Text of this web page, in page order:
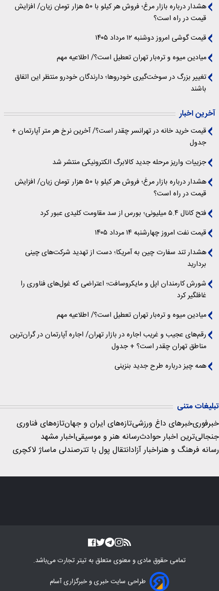
هشدار درباره بازار مرغ؛ فروش هر کیلو با ۵۰ هزار تومان زیان/ افزایش
قیمت در راه است؟
قیمت گوشی امروز دوشنبه ۱۲ مرداد ۱۴۰۵
میادین میوه و تره‌بار تهران تعطیل است؟/ اطلاعیه مهم
تغییر بزرگ در سوخت‌گیری خودروها؛ دارندگان خودرو منتظر این اتفاق
باشند
آخرین اخبار
قیمت خرید خانه در تهرانسر چقدر است؟/ آخرین نرخ هر متر آپارتمان +
جدول
جزییات واریز مرحله جدید کالابرگ الکترونیکی منتشر شد
هشدار درباره بازار مرغ؛ فروش هر کیلو با ۵۰ هزار تومان زیان/ افزایش
قیمت در راه است؟
فتح کانال ۵.۴ میلیونی؛ بورس از سد مقاومت کلیدی عبور کرد
قیمت نفت امروز چهارشنبه ۱۴ مرداد ۱۴۰۵
هشدار تند سفارت چین به آمریکا؛ دست از تهدید شرکت‌های چینی
بردارید
شورش کارمندان اپل و مایکروسافت؛ اعتراضی که غول‌های فناوری را
غافلگیر کرد
میادین میوه و تره‌بار تهران تعطیل است؟/ اطلاعیه مهم
رقم‌های عجیب و غریب اجاره در بازار تهران/ اجاره آپارتمان در گران‌ترین
مناطق تهران چقدر است؟ + جدول
همه چیز درباره طرح جدید بنزینی
تبلیغات متنی
خبرفوریخبرهای داغ ورزشیتازه‌های ایران و جهانتازه‌های فناوری
جنجالی‌ترین اخبار حوادثرسانه هنر و موسیقیاخبار مشهد
رسانه فرهنگ و هنراخبار آزادانتقال پول با تترصندلی ماساژ لاکچری
تمامی حقوق مادی و معنوی متعلق بهتیتر تجارتمی‌باشد.
طراحی سایت خبری و خبرگزاری آسام